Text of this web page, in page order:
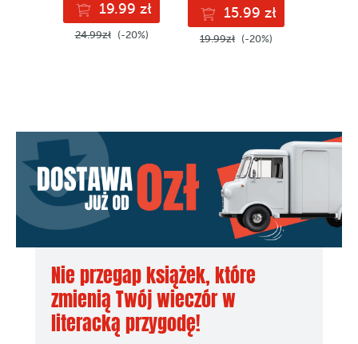
19.99 zł
24.99zł (-20%)
15.99 zł
19.99zł (-20%)
Nie przegap książek, które
zmienią Twój wieczór w
literacką przygodę!